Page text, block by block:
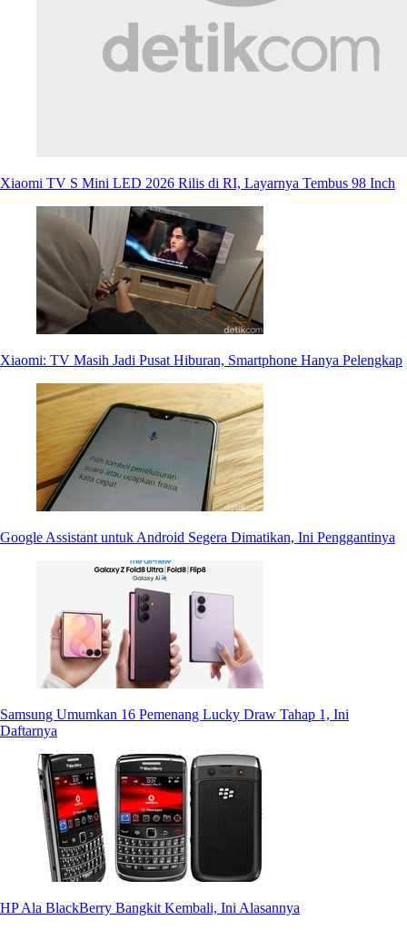
Xiaomi TV S Mini LED 2026 Rilis di RI, Layarnya Tembus 98 Inch
Xiaomi: TV Masih Jadi Pusat Hiburan, Smartphone Hanya Pelengkap
Google Assistant untuk Android Segera Dimatikan, Ini Penggantinya
Samsung Umumkan 16 Pemenang Lucky Draw Tahap 1, Ini
Daftarnya
HP Ala BlackBerry Bangkit Kembali, Ini Alasannya